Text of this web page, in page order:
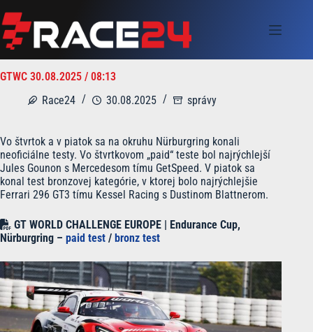
to
content
GTWC 30.08.2025 / 08:13
Race24
30.08.2025 správy
Vo štvrtok a v piatok sa na okruhu Nürburgring konali
neoficiálne testy. Vo štvrtkovom „paid“ teste bol najrýchlejší
Jules Gounon s Mercedesom tímu GetSpeed. V piatok sa
konal test bronzovej kategórie, v ktorej bolo najrýchlejšie
Ferrari 296 GT3 tímu Kessel Racing s Dustinom Blattnerom.
GT WORLD CHALLENGE EUROPE | Endurance Cup,
Nürburgring – paid test / bronz test